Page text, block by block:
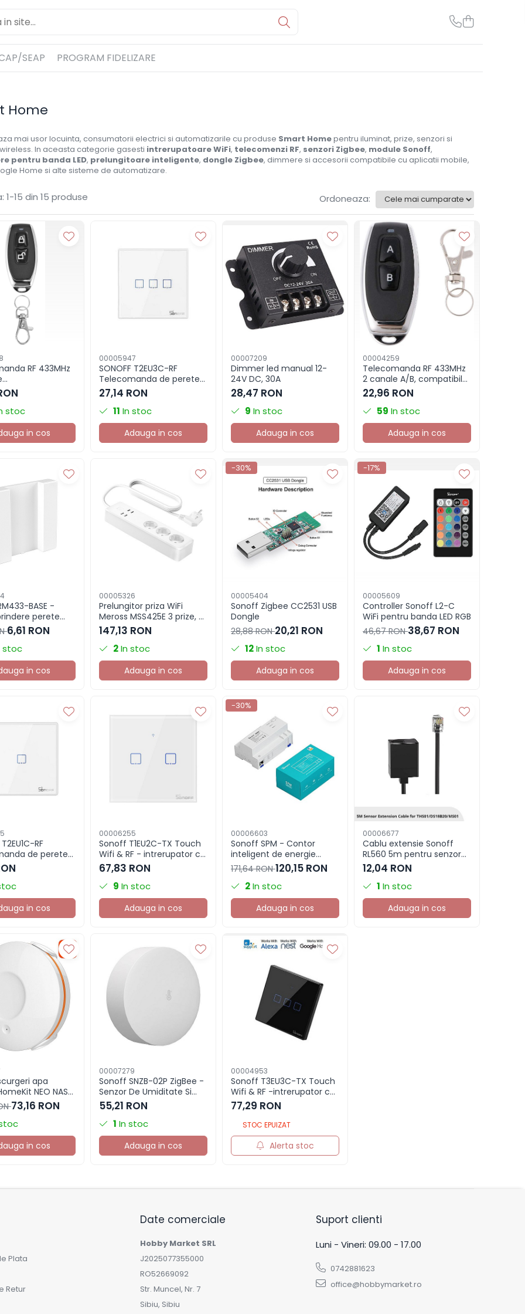
SEAP PROGRAM FIDELIZARE
Home
mai usor locuinta, consumatorii electrici si automatizarile cu produse Smart Homepentru iluminat, prize, senzori si
In aceasta categorie gasesti intrerupatoare WiFi, telecomenzi RF, senzori Zigbee, module Sonoff,
pentru banda LED, prelungitoare inteligente, dongle Zigbee, dimmere si accesorii compatibile cu aplicatii mobile,
Home si alte sisteme de automatizare.
1-15 din 15 produse Ordoneaza:
RF 433MHz
Sonoff
stoc
in cos
00005947
SONOFF T2EU3C-RF
Telecomanda de perete
cu touch, 3 canale
27,14 RON
11 In stoc
Adauga in cos
00007209
Dimmer led manual 12-
24V DC, 30A
28,47 RON
9 In stoc
Adauga in cos
00004259
Telecomanda RF 433MHz
2 canale A/B, compatibila
Sonoff
22,96 RON
59 In stoc
Adauga in cos
BASE -
perete
RM433
6,61 RON
stoc
in cos
00005326
Prelungitor priza WiFi
Meross MSS425E 3 prize, 4
porturi USB
147,13 RON
2In stoc
Adauga in cos
-30%
00005404
Sonoff Zigbee CC2531 USB
Dongle
28,88 RON20,21 RON
12In stoc
Adauga in cos
-17%
00005609
Controller Sonoff L2-C
WiFi pentru banda LED RGB
46,67 RON38,67 RON
1 In stoc
Adauga in cos
RF
de perete
1 canal
in cos
00006255
Sonoff T1EU2C-TX Touch
Wifi & RF - intrerupator cu
2 canale alb
67,83 RON
9 In stoc
Adauga in cos
-30%
00006603
Sonoff SPM - Contor
inteligent de energie
(unitate principala)
171,64 RON120,15 RON
2In stoc
Adauga in cos
00006677
Cablu extensie Sonoff
RL560 5m pentru senzor
Sonoff
DS18B20/THS01/MS01
12,04 RON
1 In stoc
Adauga in cos
apa
NEO NAS-
73,16 RON
in cos
00007279
Sonoff SNZB-02P ZigBee -
Senzor De Umiditate Si
Temperatura
55,21 RON
1 In stoc
Adauga in cos
00004953
Sonoff T3EU3C-TX Touch
Wifi & RF -intrerupator cu
3 canale negru
77,29 RON
STOC EPUIZAT
Alerta stoc
Plata
Retur
Date comerciale
Hobby Market SRL
J2025077355000
RO52669092
Str. Muncel, Nr. 7
Sibiu, Sibiu
Suport clienti
Luni - Vineri: 09.00 - 17.00
0742881623
office@hobbymarket.ro